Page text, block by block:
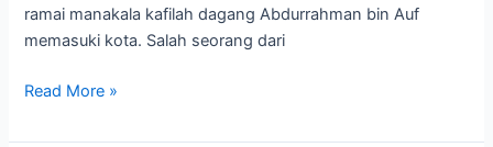
ramai manakala kafilah dagang Abdurrahman bin Auf
memasuki kota. Salah seorang dari
Read More »